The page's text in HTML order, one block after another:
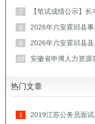
题
7
【笔试成绩公示】
镇2026年公开招
8
2026年六安霍邱县
调10人公告
9
2026年六安霍邱县
业公开招聘工作
10
安徽省申博人力资源
热门文章
1
2019江苏公务员面